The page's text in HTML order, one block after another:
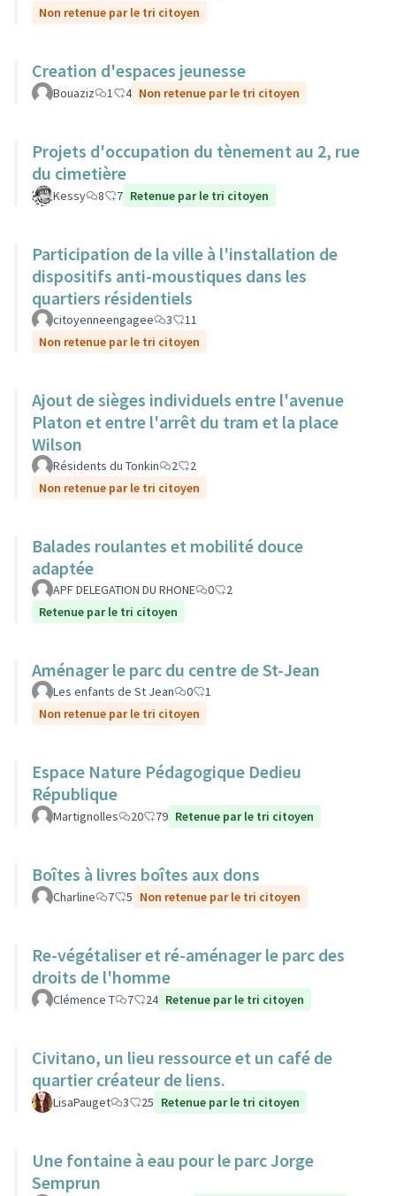
Non retenue par le tri citoyen
Creation d'espaces jeunesse
Bouaziz 1 4 Non retenue par le tri citoyen
Projets d'occupation du tènement au 2, rue
du cimetière
Kessy 8 7 Retenue par le tri citoyen
Participation de la ville à l'installation de
dispositifs anti-moustiques dans les
quartiers résidentiels
citoyenneengagee 3
11
Non retenue par le tri citoyen
Ajout de sièges individuels entre l'avenue
Platon et entre l'arrêt du tram et la place
Wilson
Résidents du Tonkin 2
2
Non retenue par le tri citoyen
Balades roulantes et mobilité douce
adaptée
APF DELEGATION DU RHONE 0
2
Retenue par le tri citoyen
Aménager le parc du centre de St-Jean
Les enfants de St Jean 0
1
Non retenue par le tri citoyen
Espace Nature Pédagogique Dedieu
République
Martignolles 20 79 Retenue par le tri citoyen
Boîtes à livres boîtes aux dons
Charline 7 5 Non retenue par le tri citoyen
Re-végétaliser et ré-aménager le parc des
droits de l'homme
Clémence T 7 24 Retenue par le tri citoyen
Civitano, un lieu ressource et un café de
quartier créateur de liens.
LisaPauget 3 25 Retenue par le tri citoyen
Une fontaine à eau pour le parc Jorge
Semprun